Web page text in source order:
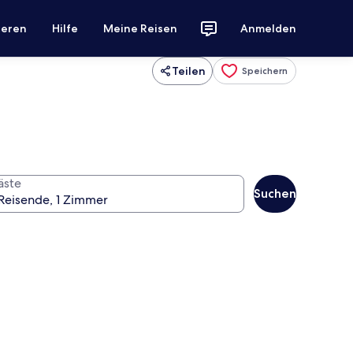
Hilfe Meine Reisen Anmelden
Teilen Speichern
Suchen